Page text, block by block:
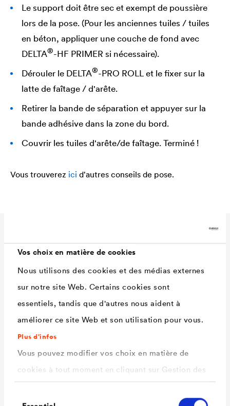
Vos choix en matière de cookies
Nous utilisons des cookies et des médias externes
sur notre site Web. Certains cookies sont
essentiels, tandis que d'autres nous aident à
améliorer ce site Web et son utilisation pour vous.
Plus d'infos
Vous pouvez modifier vos choix en matière de
cookies à tout moment en cliquant sur Gestion des
informations dans notre
politique de confidentialité
Le support doit être sec et exempt de poussière
lors de la pose. (Pour les anciennes tuiles / tuiles
en béton, appliquer une couche de fond avec
DELTA®-HF PRIMER si nécessaire).
Dérouler le DELTA®-PRO ROLL et le fixer sur la
latte de faîtage / d'arête.
Retirer la bande de séparation et appuyer sur la
bande adhésive dans la zone du bord.
Couvrir les tuiles d'arête/de faîtage. Terminé !
Vous trouverez ici d'autres conseils de pose.
Caractéristiques
techniques
Application
Ventilation protégeant de
l'humidité et des insectes au
Section de
ventilation
env. 650cm²/m